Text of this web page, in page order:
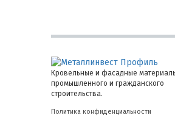
Кровельные и фасадные
промышленного и гражданского
строительства.
Политика конфиденциальности